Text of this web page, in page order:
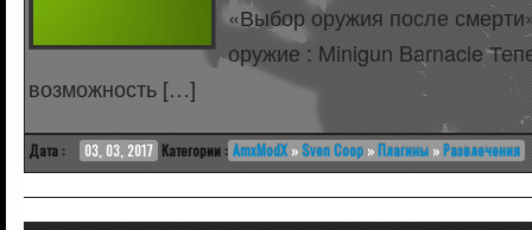
«Выбор оружия после
оружие : Minigun Barnacle
возможность […]
Дата : 03, 03, 2017 Категории : AmxModX »Sven Coop »Плагины »Развлечения